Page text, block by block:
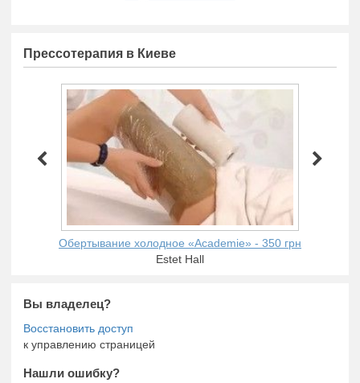
Прессотерапия в Киеве
Обертывание холодное «Academie» - 350 грн
Estet Hall
Вы владелец?
к управлению страницей
Нашли ошибку?